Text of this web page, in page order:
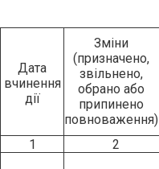
Дата
вчинення
дії
Зміни
(призначено,
звільнено,
обрано або
припинено
повноваження)
1 2